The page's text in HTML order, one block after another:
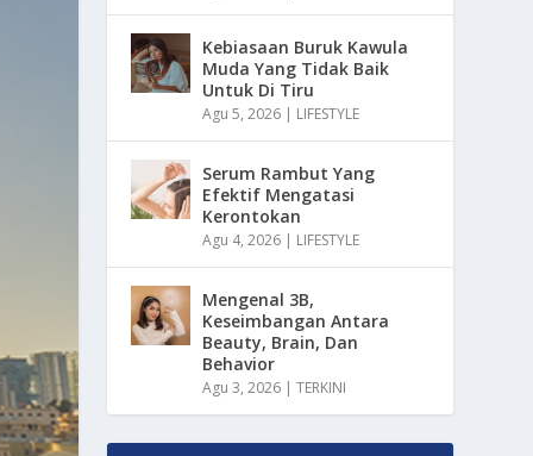
Kebiasaan Buruk Kawula
Muda Yang Tidak Baik
Untuk Di Tiru
Agu 5, 2026 | LIFESTYLE
Serum Rambut Yang
Efektif Mengatasi
Kerontokan
Agu 4, 2026 | LIFESTYLE
Mengenal 3B,
Keseimbangan Antara
Beauty, Brain, Dan
Behavior
Agu 3, 2026 |TERKINI